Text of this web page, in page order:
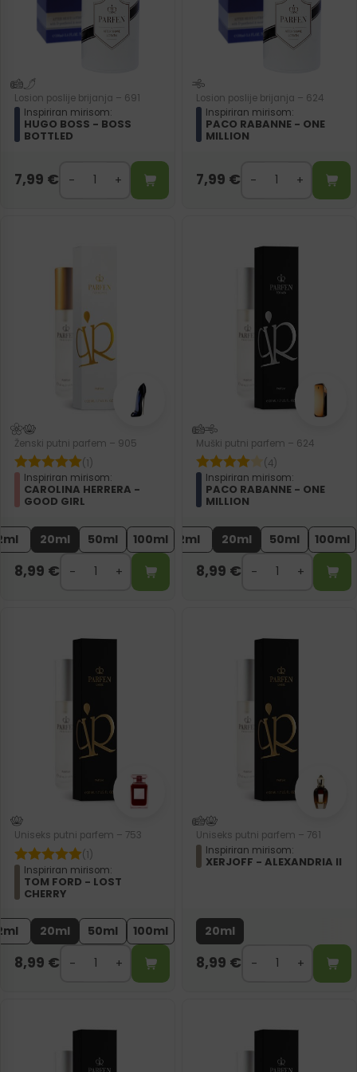
Losion poslije brijanja – 691
Inspiriran mirisom:
HUGO BOSS - BOSS
BOTTLED
7,99 €
Losion poslije brijanja – 624
Inspiriran mirisom:
PACO RABANNE - ONE
MILLION
7,99 €
Ženski putni parfem – 905
(1)
Inspiriran mirisom:
CAROLINA HERRERA -
GOOD GIRL
20ml 50ml 100ml
8,99 €
Muški putni parfem – 624
(4)
Inspiriran mirisom:
PACO RABANNE - ONE
MILLION
2ml 20ml 50ml 100ml
8,99 €
Uniseks putni parfem – 753
(1)
Inspiriran mirisom:
TOM FORD - LOST
CHERRY
20ml 50ml 100ml
8,99 €
Uniseks putni parfem – 761
Inspiriran mirisom:
XERJOFF - ALEXANDRIA II
20ml
8,99 €